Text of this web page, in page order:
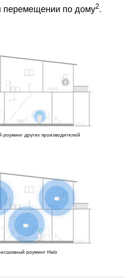
перемещении по дому2.
роуминг других производителей
роуминг Halo